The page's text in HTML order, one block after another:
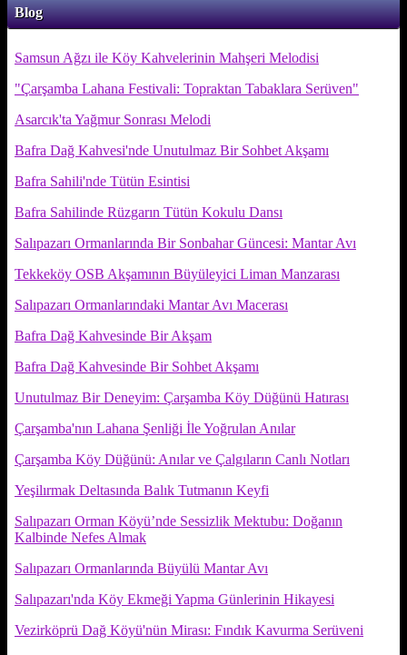
Blog
Samsun Ağzı ile Köy Kahvelerinin Mahşeri Melodisi
"Çarşamba Lahana Festivali: Topraktan Tabaklara Serüven"
Asarcık'ta Yağmur Sonrası Melodi
Bafra Dağ Kahvesi'nde Unutulmaz Bir Sohbet Akşamı
Bafra Sahili'nde Tütün Esintisi
Bafra Sahilinde Rüzgarın Tütün Kokulu Dansı
Salıpazarı Ormanlarında Bir Sonbahar Güncesi: Mantar Avı
Tekkeköy OSB Akşamının Büyüleyici Liman Manzarası
Salıpazarı Ormanlarındaki Mantar Avı Macerası
Bafra Dağ Kahvesinde Bir Akşam
Bafra Dağ Kahvesinde Bir Sohbet Akşamı
Unutulmaz Bir Deneyim: Çarşamba Köy Düğünü Hatırası
Çarşamba'nın Lahana Şenliği İle Yoğrulan Anılar
Çarşamba Köy Düğünü: Anılar ve Çalgıların Canlı Notları
Yeşilırmak Deltasında Balık Tutmanın Keyfi
Salıpazarı Orman Köyü’nde Sessizlik Mektubu: Doğanın
Kalbinde Nefes Almak
Salıpazarı Ormanlarında Büyülü Mantar Avı
Salıpazarı'nda Köy Ekmeği Yapma Günlerinin Hikayesi
Vezirköprü Dağ Köyü'nün Mirası: Fındık Kavurma Serüveni